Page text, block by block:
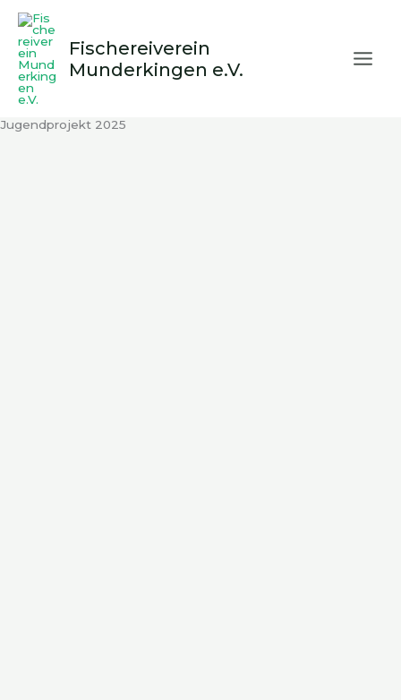
Zum
Inhalt
springen
Fischereiverein
Munderkingen e.V.
Jugendprojekt 2025